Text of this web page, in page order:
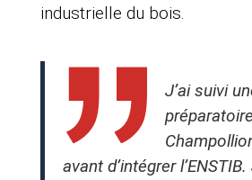
industrielle du bois.
J’ai suivi
avant d’intégrer l’ENSTIB.